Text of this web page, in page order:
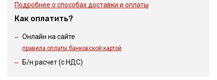
Подробнее о способах доставки и оплаты
Как оплатить?
Онлайн на сайте
правила оплаты банковской картой
Б/н расчет (c НДС)